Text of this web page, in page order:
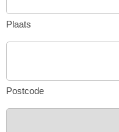
Plaats
Postcode